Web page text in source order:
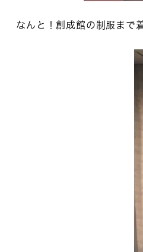
なんと！創成館の制服まで